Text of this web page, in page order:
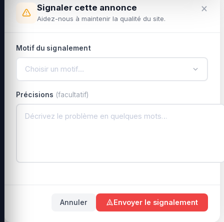
Signaler cette annonce
Aidez-nous à maintenir la qualité du site.
×
Motif du signalement
Choisir un motif…
Précisions (facultatif)
Annuler Envoyer le signalement